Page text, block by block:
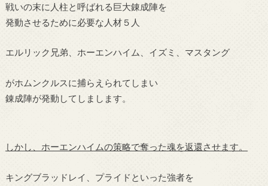
戦いの末に人柱と呼ばれる巨大錬成陣を
発動させるために必要な人材５人
エルリック兄弟、ホーエンハイム、イズミ、マスタング
がホムンクルスに捕らえられてしまい
錬成陣が発動してしまします。
しかし、ホーエンハイムの策略で奪った魂を返還させます。
キングブラッドレイ、プライドといった強者を